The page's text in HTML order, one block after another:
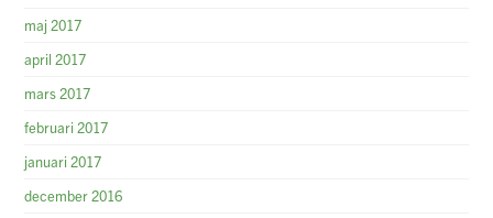
maj 2017
april 2017
mars 2017
februari 2017
januari 2017
december 2016